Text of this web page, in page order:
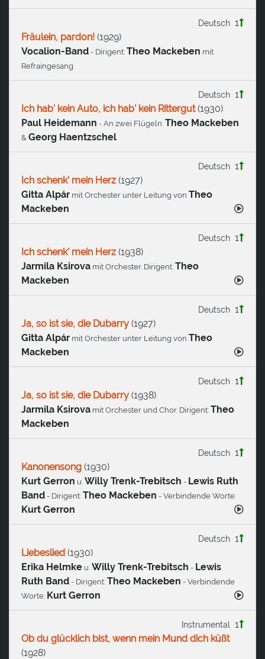
1
Deutsch
Fräulein, pardon! (1929)
Vocalion-Band - Dirigent: Theo Mackeben mit
Refraingesang
1
Deutsch
Ich hab' kein Auto, ich hab' kein Rittergut(1930)
Paul Heidemann - An zwei Flügeln: Theo Mackeben
& Georg Haentzschel
1
Deutsch
Ich schenk' mein Herz (1927)
Gitta Alpár mit Orchester unter Leitung von Theo
Mackeben
1
Deutsch
Ich schenk' mein Herz (1938)
Jarmila Ksirova mit Orchester. Dirigent: Theo
Mackeben
1
Deutsch
Ja, so ist sie, die Dubarry (1927)
Gitta Alpár mit Orchester unter Leitung von Theo
Mackeben
1
Deutsch
Ja, so ist sie, die Dubarry (1938)
Jarmila Ksirova mit Orchester und Chor. Dirigent: Theo
Mackeben
1
Deutsch
Kanonensong (1930)
Kurt Gerron u. Willy Trenk-Trebitsch - Lewis Ruth
Band - Dirigent: Theo Mackeben - Verbindende Worte:
Kurt Gerron
1
Deutsch
Liebeslied (1930)
Erika Helmke u. Willy Trenk-Trebitsch - Lewis
Ruth Band - Dirigent: Theo Mackeben - Verbindende
Worte: Kurt Gerron
1
Instrumental
Ob du glücklich bist, wenn mein Mund dich küßt
(1928)